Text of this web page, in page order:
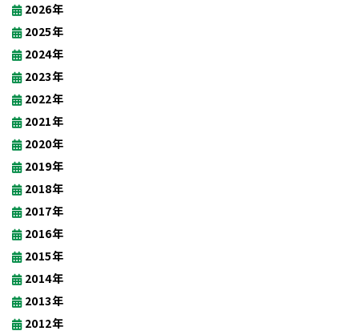
2026年
2025年
2024年
2023年
2022年
2021年
2020年
2019年
2018年
2017年
2016年
2015年
2014年
2013年
2012年